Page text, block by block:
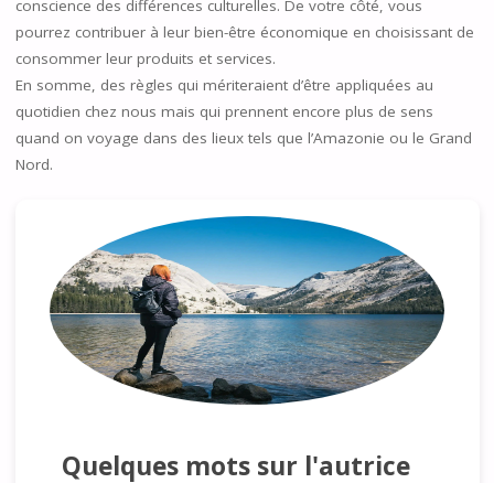
conscience des différences culturelles. De votre côté, vous
pourrez contribuer à leur bien-être économique en choisissant de
consommer leur produits et services.
En somme, des règles qui mériteraient d’être appliquées au
quotidien chez nous mais qui prennent encore plus de sens
quand on voyage dans des lieux tels que l’Amazonie ou le Grand
Nord.
Quelques mots sur l'autrice